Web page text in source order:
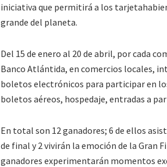
iniciativa que permitirá a los
grande del planeta.
Del 15 de enero al 20 de abril, por cada
Banco Atlántida, en comercios locales,
boletos electrónicos para participar en
boletos aéreos, hospedaje, entradas a
En total son 12 ganadores; 6 de ellos
de final y 2 vivirán la emoción de la Gran
ganadores experimentarán momentos